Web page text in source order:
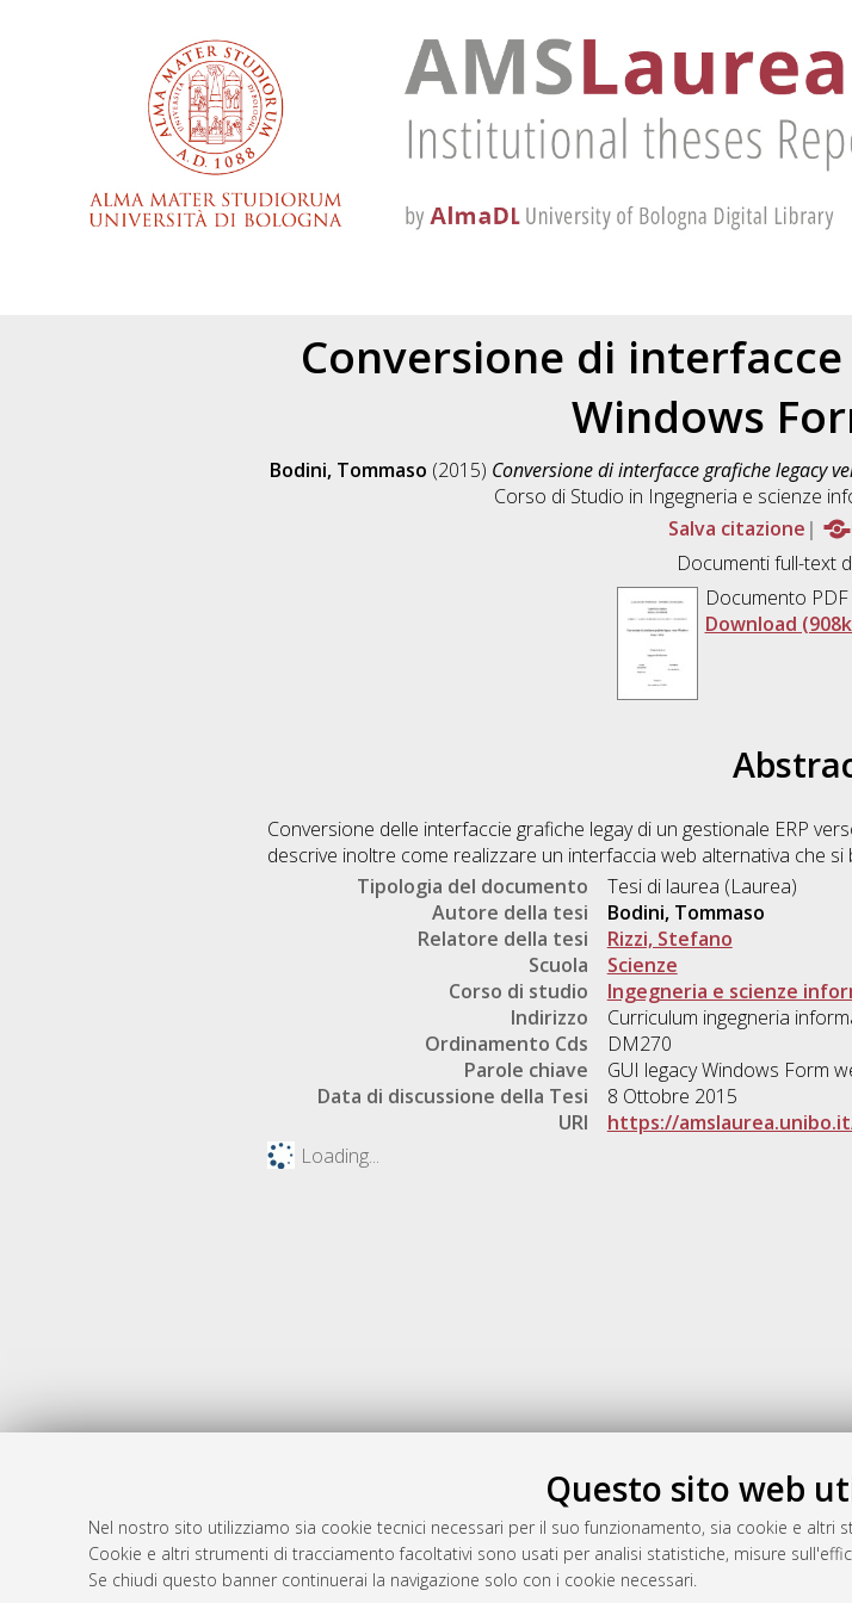
Questo sito web
Nel nostro sito utilizziamo sia cookie tecnici necessari per il suo funzionamento, sia cookie e
Cookie e altri strumenti di tracciamento facoltativi sono usati per analisi statistiche, misure
Se chiudi questo banner continuerai la navigazione solo con i cookie necessari.
Conversione di
Windows
Bodini, Tommaso (2015) Conversione di interfacce grafiche legacy
Corso di Studio in Ingegneria e scienze
Salva citazione
Documenti full-text
Documento PDF
Download
Conversione delle interfaccie grafiche legay di un gestionale ERP
descrive inoltre come realizzare un interfaccia web alternativa che si
Tipologia del documento
Tesi di laurea (Laurea)
Autore della tesi
Bodini, Tommaso
Relatore della tesi
Rizzi, Stefano
Scuola
Scienze
Corso di studio
Ingegneria e scienze
Indirizzo
Curriculum ingegneria
Ordinamento Cds
DM270
Parole chiave
GUI legacy Windows Form
Data di discussione della Tesi
8 Ottobre 2015
URI
https://
Loading...
Gestione del
Atom
AMS Laurea
Servizio implementato e gestito da